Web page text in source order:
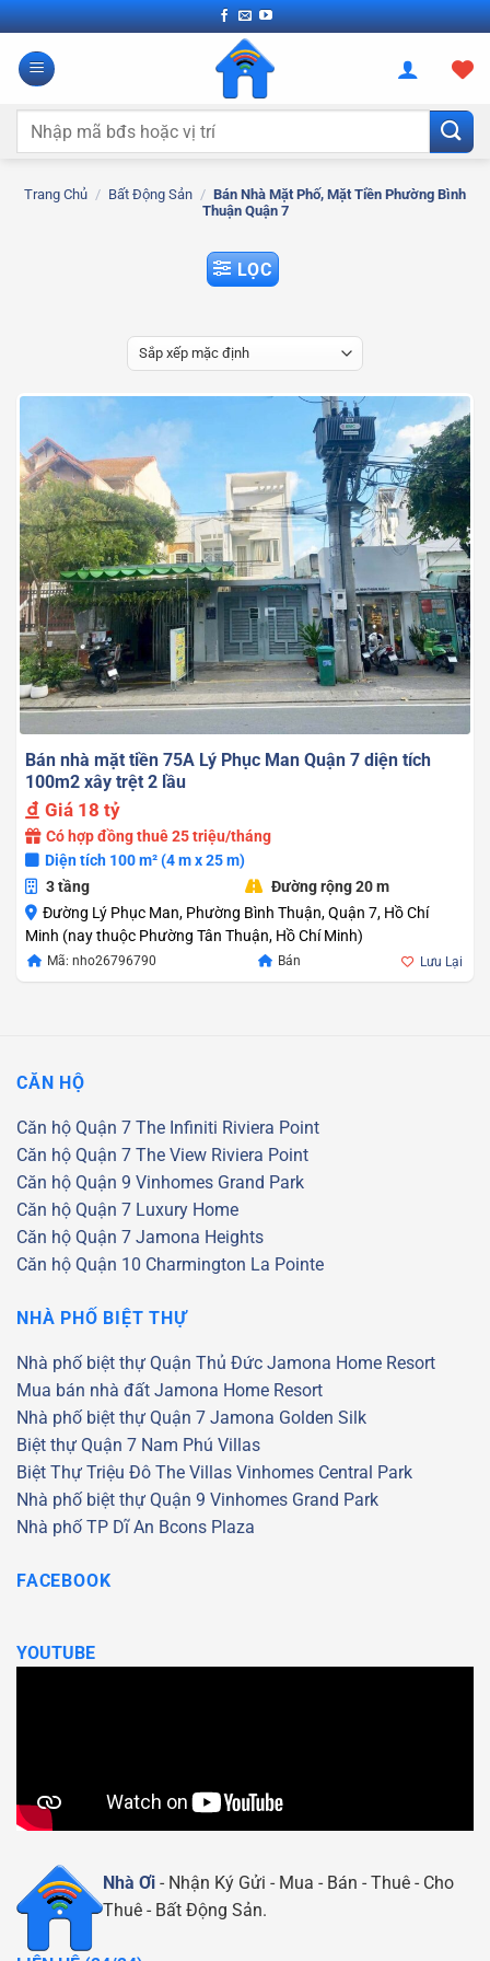
Bỏ
qua
nội
Tìm
Trang Chủ / Bất Động Sản / Bán Nhà Mặt Phố, Mặt Tiền Phường Bình
Thuận Quận 7
LỌC
Bán nhà mặt tiền 75A Lý Phục Man Quận 7 diện tích
100m2 xây trệt 2 lầu
Giá 18 tỷ
Có hợp đồng thuê 25 triệu/tháng
Diện tích 100 m² (4 m x 25 m)
3 tầng
Đường rộng 20 m
Đường Lý Phục Man, Phường Bình Thuận, Quận 7, Hồ Chí
Minh (nay thuộc Phường Tân Thuận, Hồ Chí Minh)
Mã: nho26796790 Bán Lưu Lại
CĂN HỘ
Căn hộ Quận 7 The Infiniti Riviera Point
Căn hộ Quận 7 The View Riviera Point
Căn hộ Quận 9 Vinhomes Grand Park
Căn hộ Quận 7 Luxury Home
Căn hộ Quận 7 Jamona Heights
Căn hộ Quận 10 Charmington La Pointe
NHÀ PHỐ BIỆT THỰ
Nhà phố biệt thự Quận Thủ Đức Jamona Home Resort
Mua bán nhà đất Jamona Home Resort
Nhà phố biệt thự Quận 7 Jamona Golden Silk
Biệt thự Quận 7 Nam Phú Villas
Biệt Thự Triệu Đô The Villas Vinhomes Central Park
Nhà phố biệt thự Quận 9 Vinhomes Grand Park
Nhà phố TP Dĩ An Bcons Plaza
FACEBOOK
YOUTUBE
Nhà Ơi - Nhận Ký Gửi - Mua - Bán - Thuê - Cho
Thuê - Bất Động Sản.